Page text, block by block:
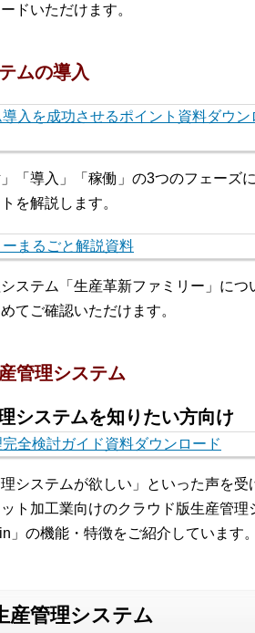
ドいただけます。
ムの導入
「導入」「稼働」の3つのフェーズ
を解説します。
ステム「生産革新ファミリー」につ
てご確認いただけます。
管理システム
システムを知りたい方向け
理システムが欲しい」といった声を受
ト加工業向けのクラウド版生産管理
」の機能・特徴をご紹介しています。
産管理システム